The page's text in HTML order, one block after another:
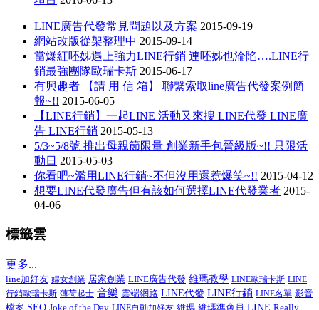
LINE廣告代發常見問題以及方案 2015-09-19
網站改版從架整理中 2015-09-14
當爆紅呸姊遇上強力LINE行銷 連呸姊也淪陷….LINE行
銷最強團隊歐瑞卡斯 2015-06-17
有興趣者 【請 用 信 箱】 聯繫索取line廣告代發案例簡
報~!! 2015-06-05
【LINE行銷】一起LINE 活動又來摟 LINE代發 LINE廣
告 LINE行銷 2015-05-13
5/3~5/8號 推出母親節限量 創業新手包晉級版~!! 只限活
動日 2015-05-03
你看吧~濫用LINE行銷~不但沒用還惹爆笑~!! 2015-04-12
想要LINE代發廣告但有該如何選擇LINE代發業者 2015-
04-06
標籤雲
更多...
line加好友 婦女創業 居家創業 LINE廣告代發 維瑪教學 LINE歐瑞卡斯 LINE
行銷歐瑞卡斯 薄荷起士 音樂 雲端網路 LINE代發 LINE行銷 LINE名單 影音
檔案 SEO Joke of the Day LINE自動加好友 維瑪 維瑪準會員 LINE Really